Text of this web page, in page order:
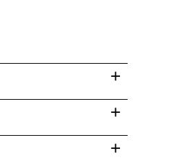
+
+
+